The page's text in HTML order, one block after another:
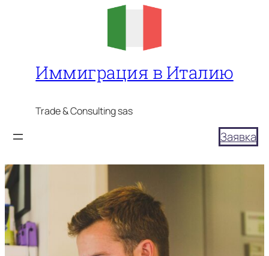
Иммиграция в Италию
Trade & Consulting sas
Заявка